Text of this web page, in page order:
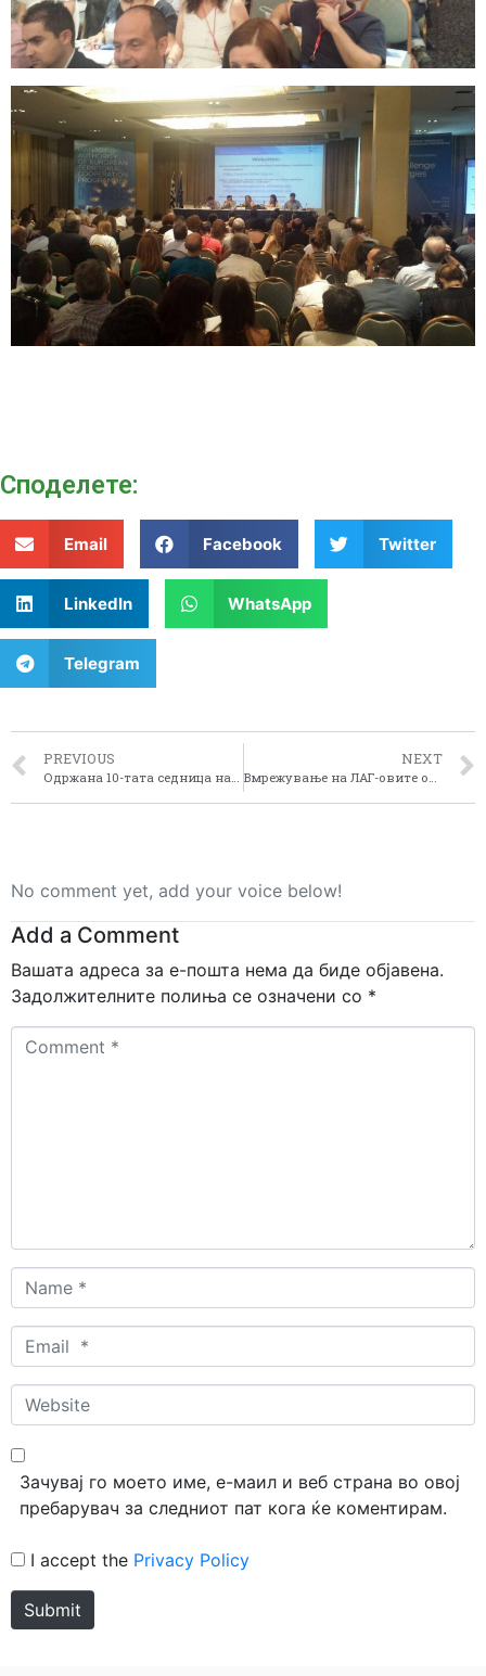
Споделeте:
Email Facebook Twitter
LinkedIn WhatsApp
Telegram
PREVIOUS
Одржана 10-тата седница на СРППР
NEXT
Вмрежување на ЛАГ-овите од Пелагонискиот регион со ЛАГ-ови од Република Чешка
No comment yet, add your voice below!
Add a Comment
Вашата адреса за е-пошта нема да биде објавена.
Задолжителните полиња се означени со *
Comment
Name
*
Email
*
Website
Зачувај го моето име, е-маил и веб страна во овој
пребарувач за следниот пат кога ќе коментирам.
I accept the Privacy Policy
Submit